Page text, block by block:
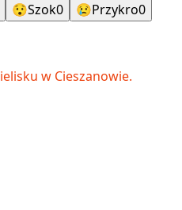
😯Szok0 😢Przykro0